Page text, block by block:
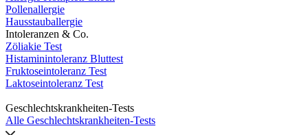
Pollenallergie
Hausstauballergie
Intoleranzen & Co.
Zöliakie Test
Histaminintoleranz Bluttest
Fruktoseintoleranz Test
Laktoseintoleranz Test
Geschlechtskrankheiten-Tests
Alle Geschlechtskrankheiten-Tests